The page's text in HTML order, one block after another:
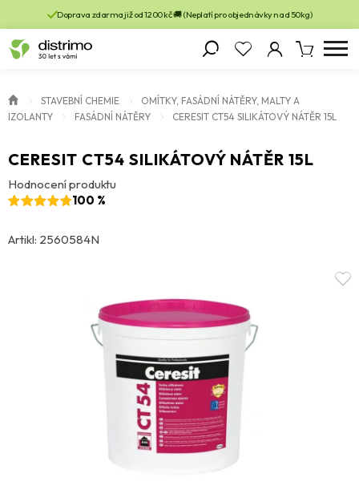
Doprava zdarma již od 1200 kč 🚚 (Neplatí pro objednávky nad 50kg)
STAVEBNÍ CHEMIE
OMÍTKY, FASÁDNÍ NÁTĚRY, MALTY A
IZOLANTY
FASÁDNÍ NÁTĚRY CERESIT CT54 SILIKÁTOVÝ NÁTĚR 15L
CERESIT CT54 SILIKÁTOVÝ NÁTĚR 15L
Hodnocení produktu
100 %
Artikl: 2560584N